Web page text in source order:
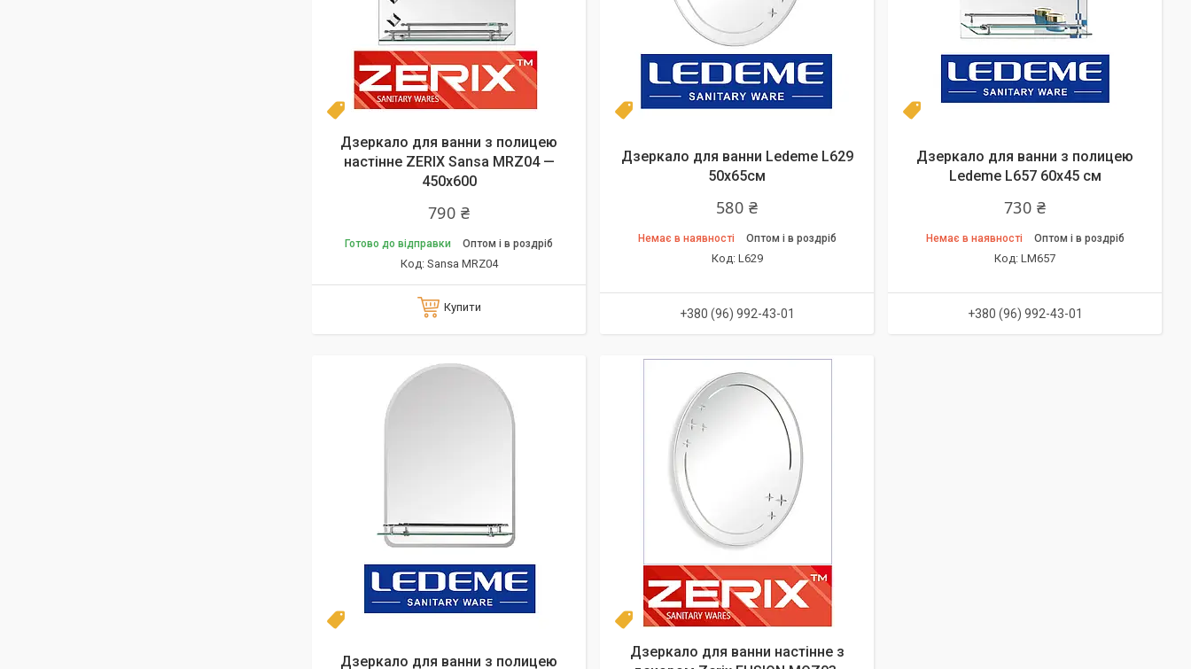
Топ
Дзеркало для ванни з полицею
настінне ZERIX Sansa MRZ04 —
450х600
790 ₴
Готово до відправки Оптом і в роздріб
Sansa MRZ04
Купити
Топ продаж
Дзеркало для ванни Ledeme L629
50х65см
580 ₴
Немає в наявності Оптом і в роздріб
L629
+380 (96) 992-43-01
Дзеркало для ванни з полицею
Ledeme L657 60х45 см
730 ₴
Немає в наявності Оптом і в роздріб
LM657
+380 (96) 992-43-01
Дзеркало для ванни з полицею
Топ
Дзеркало для ванни настінне з